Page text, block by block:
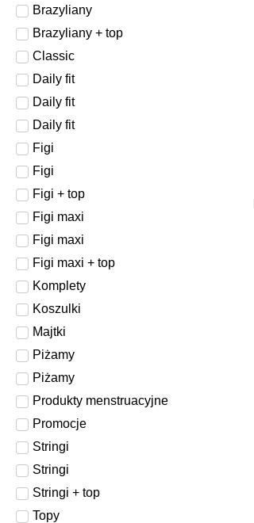
Brazyliany
Brazyliany + top
Classic
Daily fit
Daily fit
Daily fit
Figi
Figi
Figi + top
Figi maxi
Figi maxi
Figi maxi + top
Komplety
Koszulki
Majtki
Piżamy
Piżamy
Produkty menstruacyjne
Promocje
Stringi
Stringi
Stringi + top
Topy